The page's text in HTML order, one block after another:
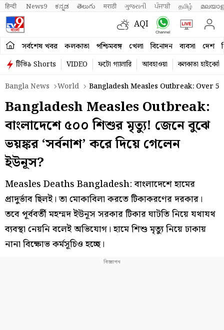
हिन्दी News9 ಕನ್ನಡ తెలుగు मराठी ગુજરાતી ਪੰਜਾਬੀ தமிழ்
AQI
সর্বশেষ খবর কলকাতা পশ্চিমবঙ্গ খেলা বিনোদন ব্যবসা দেশ
টিভি৯ Shorts VIDEO ফটো গ্যালারি আবহাওয়া
কলকাতা হাইকোর্ট
Bangla News
World Bangladesh Measles Outbreak: Over
Bangladesh Measles Outbreak:
বাংলাদেশে ৫০০ শিশুর মৃত্যু! জেনে বুঝে
ভয়ঙ্কর ‘সর্বনাশ’ করে দিয়ে গেলেন
ইউনূস?
Measles Deaths Bangladesh: বাংলাদেশে হামের
প্রাদুর্ভাব ছিলই। তা মোকাবিলা করতে টিকাকরণের দরকার।
তবে পূর্ববর্তী মহম্মদ ইউনূস সরকার টিকার ঘাটতি নিয়ে যথাযথ
ব্যবস্থা নেয়নি বলেই অভিযোগ। হামে শিশু মৃত্যু নিয়ে ঢাকায়
নানা বিক্ষোভ কর্মসূচিও হচ্ছে।